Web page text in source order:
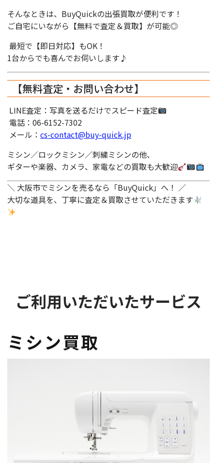
そんなときは、BuyQuickの出張買取が便利です！
ご自宅にいながら【無料で査定＆買取】が可能◎
最短で【即日対応】もOK！
1台からでも喜んでお伺いします♪
【無料査定・お問い合わせ】
LINE査定：写真を送るだけでスピード査定
電話：06-6152-7302
メール： cs-contact@buy-quick.jp
ミシン／ロックミシン／刺繍ミシンの他、
ギターや楽器、カメラ、家電などの買取も大歓迎
＼ 大阪市でミシンを売るなら「BuyQuick」へ！ ／
大切な道具を、丁寧に査定＆買取させていただきます
ご利用いただいたサービス
ミシン買取